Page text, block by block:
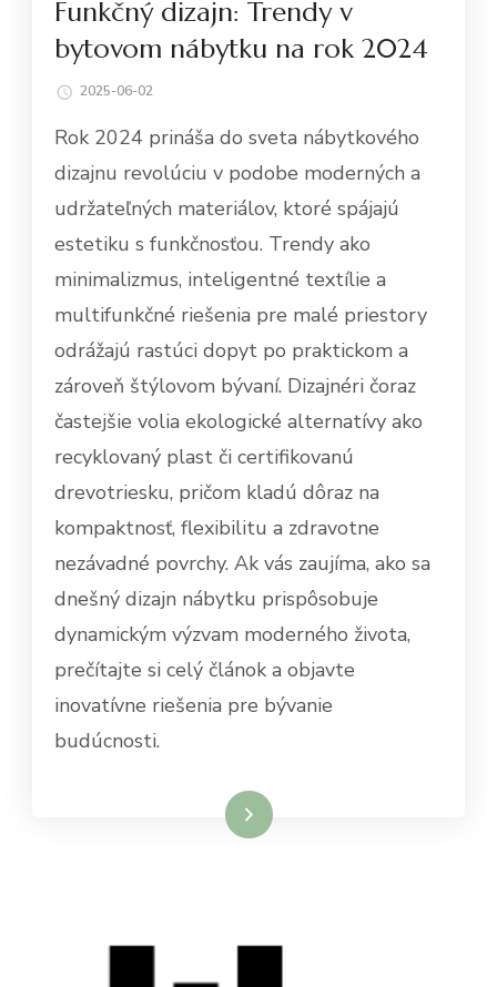
Funkčný dizajn: Trendy v
bytovom nábytku na rok 2024
2025-06-02
Rok 2024 prináša do sveta nábytkového
dizajnu revolúciu v podobe moderných a
udržateľných materiálov, ktoré spájajú
estetiku s funkčnosťou. Trendy ako
minimalizmus, inteligentné textílie a
multifunkčné riešenia pre malé priestory
odrážajú rastúci dopyt po praktickom a
zároveň štýlovom bývaní. Dizajnéri čoraz
častejšie volia ekologické alternatívy ako
recyklovaný plast či certifikovanú
drevotriesku, pričom kladú dôraz na
kompaktnosť, flexibilitu a zdravotne
nezávadné povrchy. Ak vás zaujíma, ako sa
dnešný dizajn nábytku prispôsobuje
dynamickým výzvam moderného života,
prečítajte si celý článok a objavte
inovatívne riešenia pre bývanie
budúcnosti.
Dowiedz się więcej